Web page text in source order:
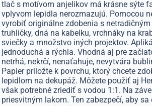
tlač s motívom anjelikov má krásne sýte
vplyvom lepidla nerozmazujú. Pomocou
vyrobiť originálne zdobenia s
truhličky, dná na kabelku, vrchnáky na
sviečky a množstvo iných projektov.
jednoduchá a rýchla. Vhodná aj pre
netrhá, nekrčí, nenaťahuje, nevytvára
Papier priložte k povrchu, ktorý chcete
lepidlom na dekupáž. Môžete použiť aj
však potrebné zriediť s vodou 1:1. Na
priesvitným lakom. Ten zabezpečí, aby